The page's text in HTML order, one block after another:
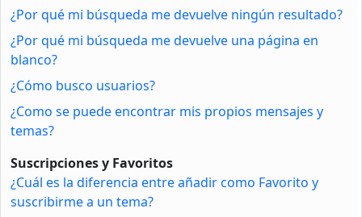
¿Por qué mi búsqueda me devuelve ningún resultado?
¿Por qué mi búsqueda me devuelve una página en
blanco?
¿Cómo busco usuarios?
¿Como se puede encontrar mis propios mensajes y
temas?
Suscripciones y Favoritos
¿Cuál es la diferencia entre añadir como Favorito y
suscribirme a un tema?